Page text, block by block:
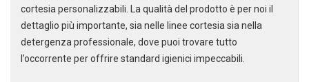
cortesia personalizzabili. La qualità del prodotto è per noi il
dettaglio più importante, sia nelle linee cortesia sia nella
detergenza professionale, dove puoi trovare tutto
l’occorrente per offrire standard igienici impeccabili.